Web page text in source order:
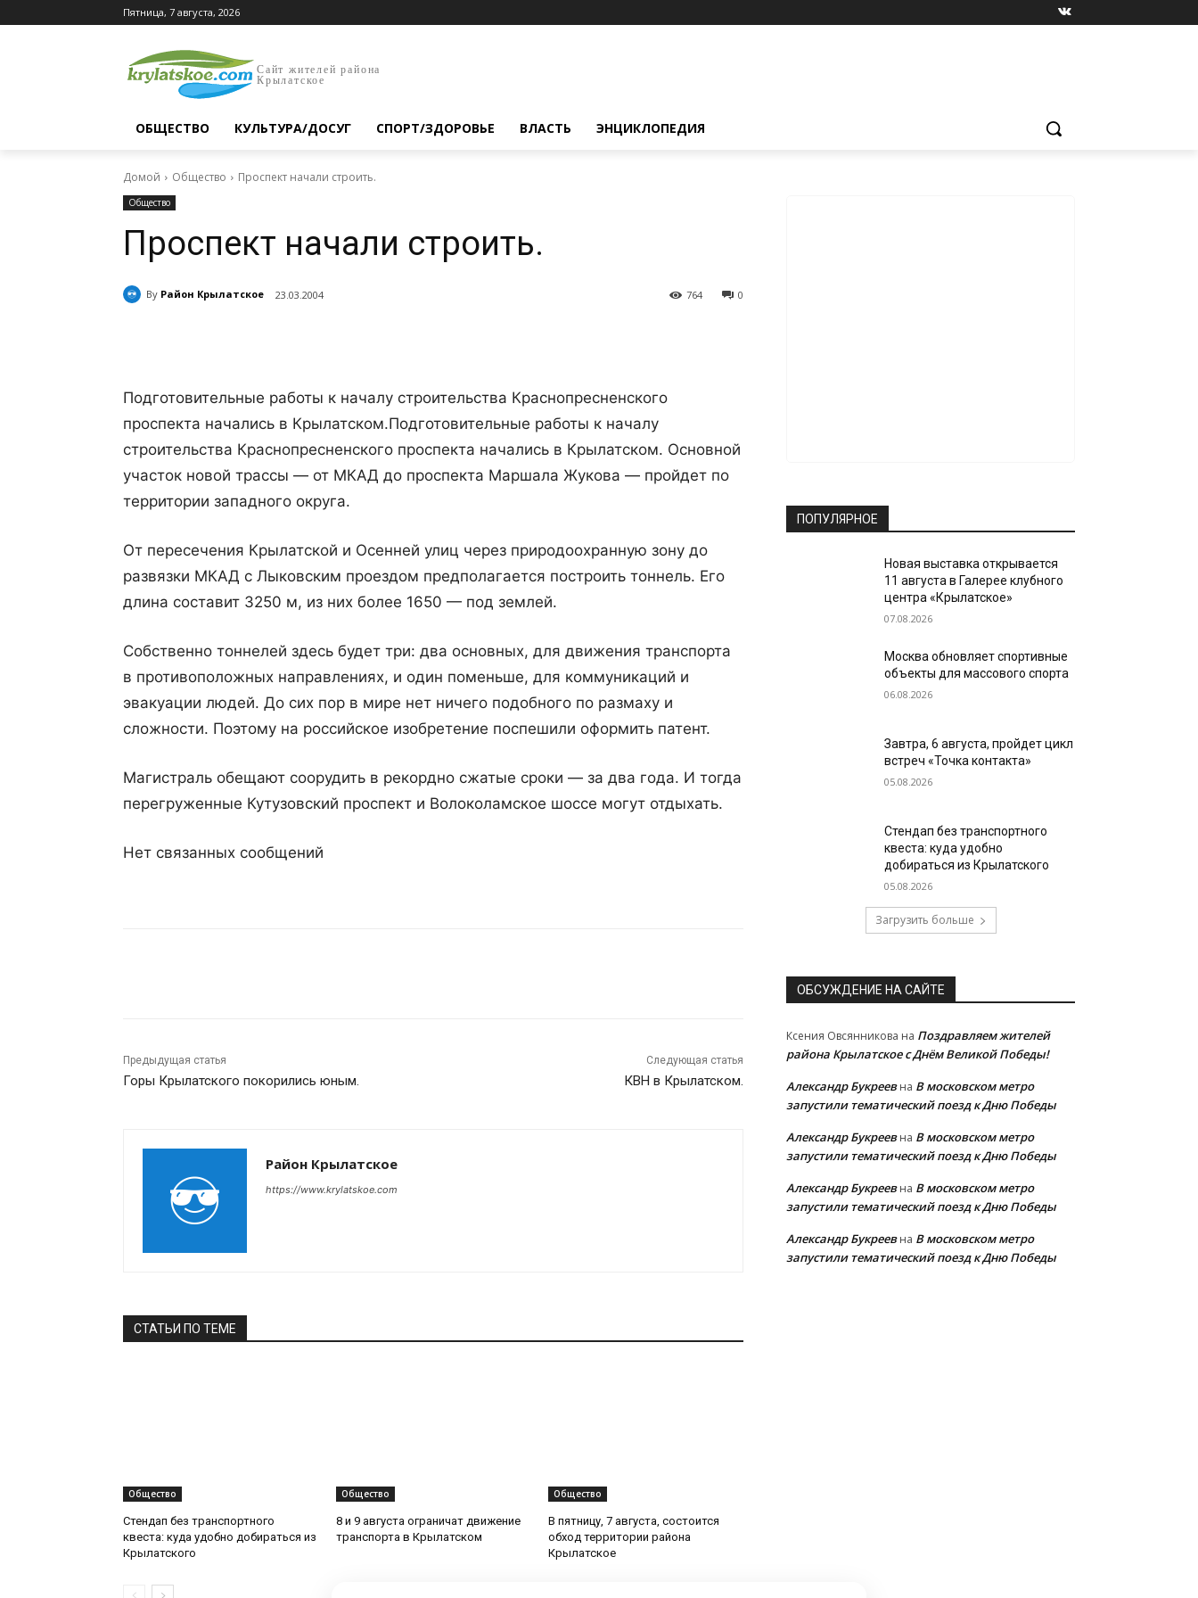
Пятница, 7 августа, 2026
Сайт жителей района
Крылатское
ОБЩЕСТВО КУЛЬТУРА/ДОСУГ СПОРТ/ЗДОРОВЬЕ ВЛАСТЬ ЭНЦИКЛОПЕДИЯ
Домой Общество Проспект начали строить.
Общество
Проспект начали строить.
By Район Крылатское 23.03.2004 0
764
Подготовительные работы к началу строительства Краснопресненского
проспекта начались в Крылатском.Подготовительные работы к началу
строительства Краснопресненского проспекта начались в Крылатском. Основной
участок новой трассы — от МКАД до проспекта Маршала Жукова — пройдет по
территории западного округа.
От пересечения Крылатской и Осенней улиц через природоохранную зону до
развязки МКАД с Лыковским проездом предполагается построить тоннель. Его
длина составит 3250 м, из них более 1650 — под землей.
Собственно тоннелей здесь будет три: два основных, для движения транспорта
в противоположных направлениях, и один поменьше, для коммуникаций и
эвакуации людей. До сих пор в мире нет ничего подобного по размаху и
сложности. Поэтому на российское изобретение поспешили оформить патент.
Магистраль обещают соорудить в рекордно сжатые сроки — за два года. И тогда
перегруженные Кутузовский проспект и Волоколамское шоссе могут отдыхать.
Нет связанных сообщений
Предыдущая статья
Горы Крылатского покорились юным.
Следующая статья
КВН в Крылатском.
Район Крылатское
https://www.krylatskoe.com
СТАТЬИ ПО ТЕМЕ
Общество
Стендап без транспортного
квеста: куда удобно добираться из
Крылатского
Общество
8 и 9 августа ограничат движение
транспорта в Крылатском
Общество
В пятницу, 7 августа, состоится
обход территории района
Крылатское
ПОПУЛЯРНОЕ
Новая выставка открывается
11 августа в Галерее клубного
центра «Крылатское»
07.08.2026
Москва обновляет спортивные
объекты для массового спорта
06.08.2026
Завтра, 6 августа, пройдет цикл
встреч «Точка контакта»
05.08.2026
Стендап без транспортного
квеста: куда удобно
добираться из Крылатского
05.08.2026
Загрузить больше
ОБСУЖДЕНИЕ НА САЙТЕ
Ксения Овсянникова на Поздравляем жителей
района Крылатское с Днём Великой Победы!
Александр Букреевна В московском метро
запустили тематический поезд к Дню Победы
Александр Букреевна В московском метро
запустили тематический поезд к Дню Победы
Александр Букреевна В московском метро
запустили тематический поезд к Дню Победы
Александр Букреевна В московском метро
запустили тематический поезд к Дню Победы